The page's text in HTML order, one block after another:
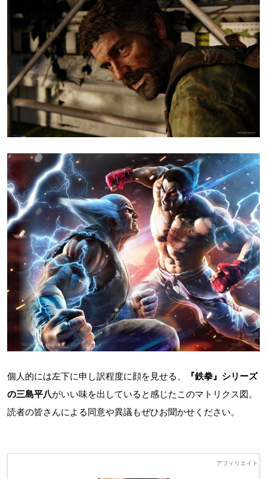
個人的には左下に申し訳程度に顔を見せる、
『鉄拳』シリーズ
の三島平八がいい味を出していると感じたこのマトリクス図。
読者の皆さんによる同意や異議もぜひお聞かせください。